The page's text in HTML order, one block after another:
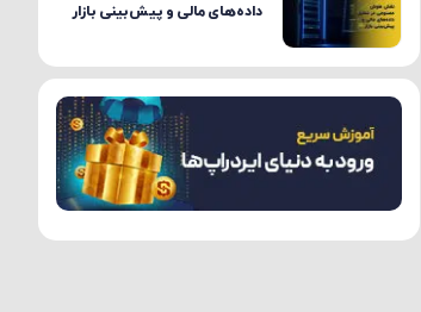
داده‌های مالی و پیش‌بینی بازار